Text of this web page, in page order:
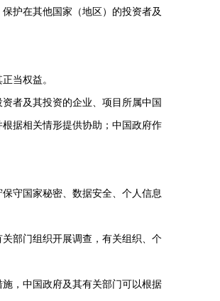
护在其他国家（地区）的投资者及
当权益。
者及其投资的企业、项目所属中国
据相关情形提供协助；中国政府作
守国家秘密、数据安全、个人信息
部门组织开展调查，有关组织、个
，中国政府及其有关部门可以根据